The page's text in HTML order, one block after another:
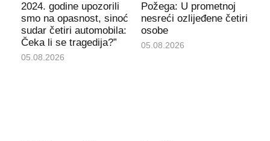
2024. godine upozorili
smo na opasnost, sinoć
sudar četiri automobila:
Čeka li se tragedija?”
05.08.2026
Požega: U prometnoj
nesreći ozlijeđene četiri
osobe
05.08.2026